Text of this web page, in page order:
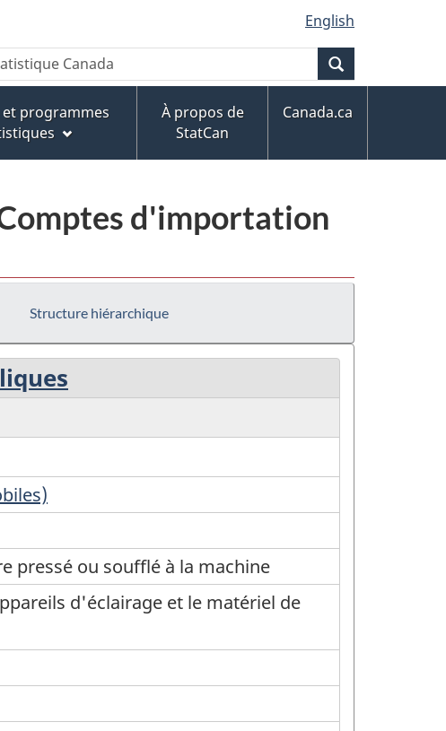
English
et programmes
À propos de
StatCan
Canada.ca
d'importation
Structure hiérarchique
pressé ou soufflé à la machine
d'éclairage et le matériel de